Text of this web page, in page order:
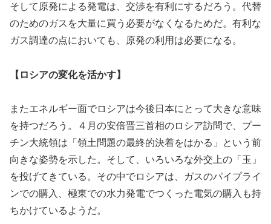
そして原発による発電は、交渉を有利にするだろう。代替
のためのガスを大量に買う必要がなくなるためだ。有利な
ガス調達の点においても、原発の利用は必要になる。
【ロシアの変化を活かす】
またエネルギー面でロシアは今後日本にとって大きな意味
を持つだろう。４月の安倍晋三首相のロシア訪問で、プー
チン大統領は「領土問題の最終的決着をはかる」という前
向きな姿勢を示した。そして、いろいろな外交上の「玉」
を投げてきている。その中でロシアは、ガスのパイプライ
ンでの購入、極東での水力発電でつくった電気の購入も持
ちかけているようだ。